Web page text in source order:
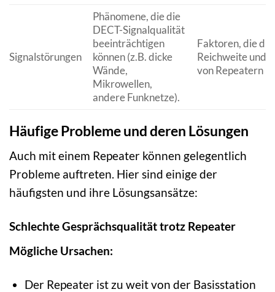
Signalstörungen
Phänomene, die die
DECT-Signalqualität
beeinträchtigen
können (z.B. dicke
Wände,
Mikrowellen,
andere Funknetze).
Faktoren, die
Reichweite und
von Repeatern
Häufige Probleme und deren Lösungen
Auch mit einem Repeater können gelegentlich
Probleme auftreten. Hier sind einige der
häufigsten und ihre Lösungsansätze:
Schlechte Gesprächsqualität trotz Repeater
Mögliche Ursachen:
Der Repeater ist zu weit von der Basisstation